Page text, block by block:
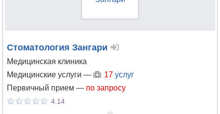
Гастроэнтерология
Гемостазиология
Генетика
Стоматология Зангари
Медицинская клиника
Медицинские услуги —
17 услуг
Первичный прием — по запросу
4.14